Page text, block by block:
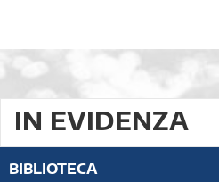
IN EVIDENZA
BIBLIOTECA